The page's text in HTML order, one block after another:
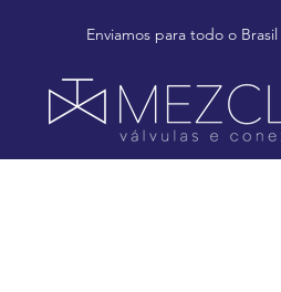
Enviamos para todo o Brasil